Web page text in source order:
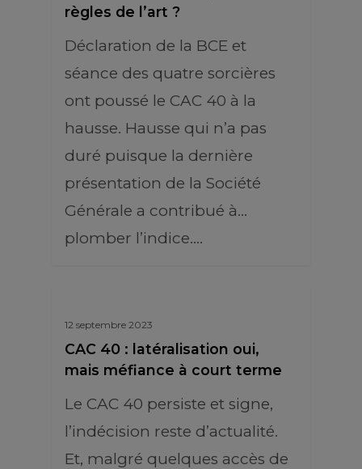
règles de l’art ?
Déclaration de la BCE et
séance des quatre sorcières
ont poussé le CAC 40 à la
hausse. Hausse qui n’a pas
duré puisque la dernière
présentation de la Société
Générale a contribué à…
plomber l’indice.…
12 septembre 2023
CAC 40 : latéralisation oui,
mais méfiance à court terme
Le CAC 40 persiste et signe,
l’indécision reste d’actualité.
Et, malgré quelques accès de